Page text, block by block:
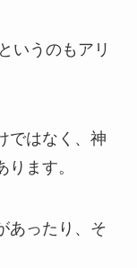
いうのもアリ
ではなく、神
ます。
あったり、そ